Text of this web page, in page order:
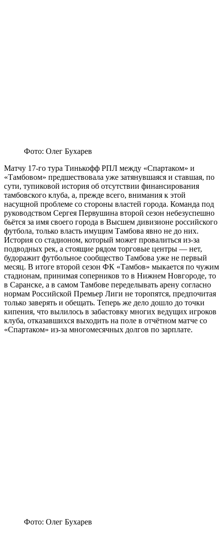
Фото: Олег Бухарев
Матчу 17-го тура Тинькофф РПЛ между «Спартаком» и
«Тамбовом» предшествовала уже затянувшаяся и ставшая, по
сути, тупиковой история об отсутствии финансирования
тамбовского клуба, а, прежде всего, внимания к этой
насущной проблеме со стороны властей города. Команда под
руководством Сергея Первушина второй сезон небезуспешно
бьётся за имя своего города в Высшем дивизионе российского
футбола, только власть имущим Тамбова явно не до них.
История со стадионом, который может провалиться из-за
подводных рек, а стоящие рядом торговые центры — нет,
будоражит футбольное сообщество Тамбова уже не первый
месяц. В итоге второй сезон ФК «Тамбов» мыкается по чужим
стадионам, принимая соперников то в Нижнем Новгороде, то
в Саранске, а в самом Тамбове переделывать арену согласно
нормам Российской Премьер Лиги не торопятся, предпочитая
только заверять и обещать. Теперь же дело дошло до точки
кипения, что вылилось в забастовку многих ведущих игроков
клуба, отказавшихся выходить на поле в отчётном матче со
«Спартаком» из-за многомесячных долгов по зарплате.
Фото: Олег Бухарев